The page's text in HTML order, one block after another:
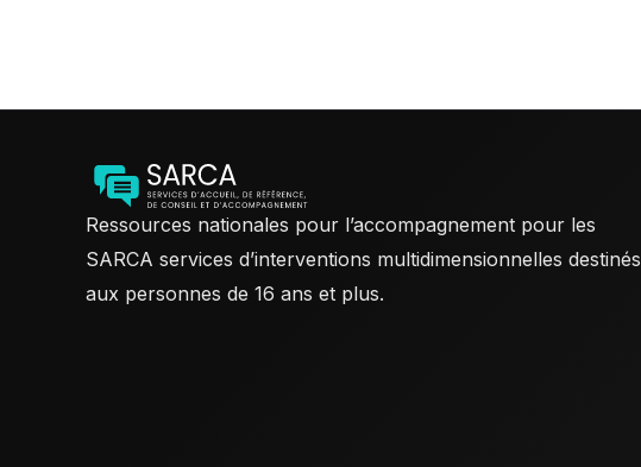
Ressources nationales pour l’accompagnement pour les
SARCA services d’interventions multidimensionnelles destinés
aux personnes de 16 ans et plus.